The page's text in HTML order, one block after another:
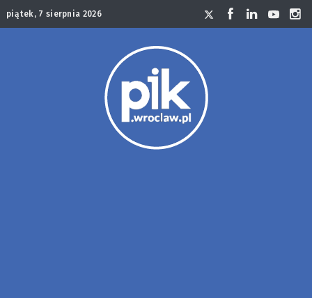
piątek, 7 sierpnia 2026